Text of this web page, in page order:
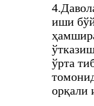
иши
ўрта
орқали